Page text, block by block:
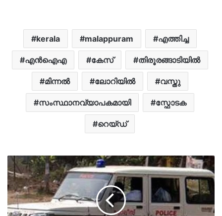
kerala malappuram എത്തിച്ച
എൻഐഎ കേസ് തിരൂരങ്ങാടിയിൽ
മിന്നൽ ലോറിയിൽ വസ്തു
സംസ്ഥാനവ്യാപകമായി സ്ഫോടക
റെയ്ഡ്